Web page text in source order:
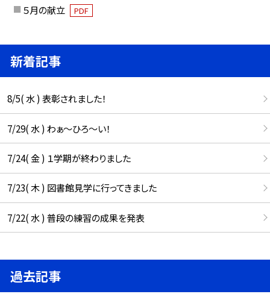
５月の献立 PDF
新着記事
8/5( 水 ) 表彰されました！
7/29( 水 ) わぁ～ひろ～い！
7/24( 金 ) １学期が終わりました
7/23( 木 ) 図書館見学に行ってきました
7/22( 水 ) 普段の練習の成果を発表
過去記事